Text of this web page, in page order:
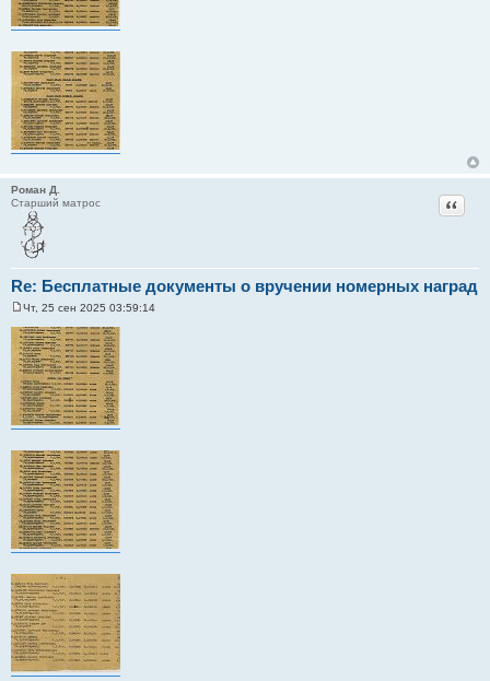
Роман Д.
Старший матрос
Re: Бесплатные документы о вручении номерных наград
о
о
б
щ
е
н
и
е
Чт, 25 сен 2025 03:59:14